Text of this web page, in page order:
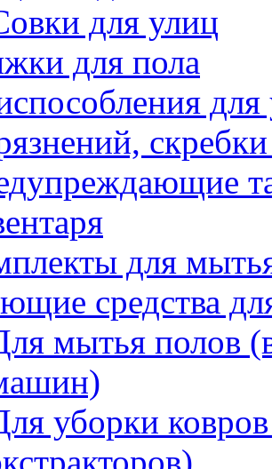
для улиц
для пола
для
средства
мытья полов
уборки